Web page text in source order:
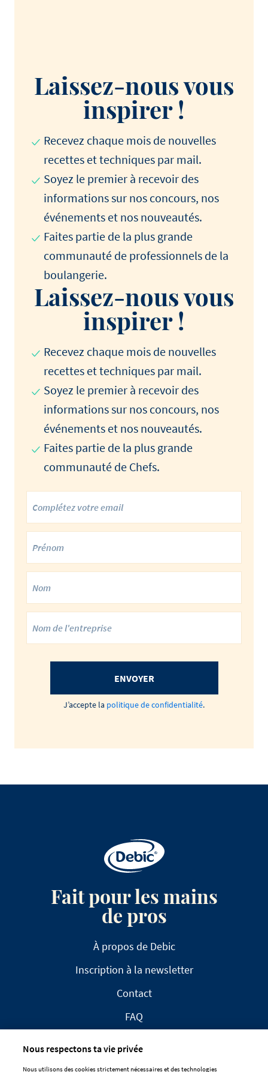
Laissez-nous vous
inspirer !
Recevez chaque mois de nouvelles
recettes et techniques par mail.
Soyez le premier à recevoir des
informations sur nos concours, nos
événements et nos nouveautés.
Faites partie de la plus grande
communauté de professionnels de la
boulangerie.
Laissez-nous vous
inspirer !
Recevez chaque mois de nouvelles
recettes et techniques par mail.
Soyez le premier à recevoir des
informations sur nos concours, nos
événements et nos nouveautés.
Faites partie de la plus grande
communauté de Chefs.
ENVOYER
J’accepte la politique de confidentialité.
Fait pour les mains
de pros
À propos de Debic
Inscription à la newsletter
Contact
FAQ
Nous respectons ta vie privée
Nous utilisons des cookies strictement nécessaires et des technologies